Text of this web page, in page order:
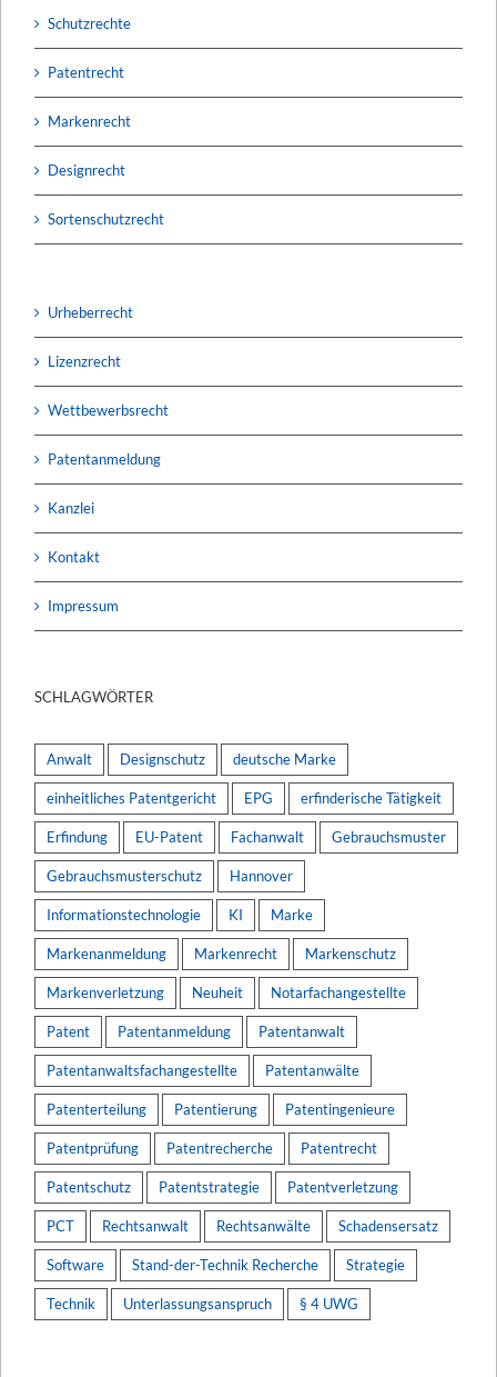
Schutzrechte
Patentrecht
Markenrecht
Designrecht
Sortenschutzrecht
Urheberrecht
Lizenzrecht
Wettbewerbsrecht
Patentanmeldung
Kanzlei
Kontakt
Impressum
SCHLAGWÖRTER
Anwalt Designschutz deutsche Marke
einheitliches Patentgericht EPG erfinderische Tätigkeit
Erfindung EU-Patent Fachanwalt Gebrauchsmuster
Gebrauchsmusterschutz Hannover
Informationstechnologie KI Marke
Markenanmeldung Markenrecht Markenschutz
Markenverletzung Neuheit Notarfachangestellte
Patent Patentanmeldung Patentanwalt
Patentanwaltsfachangestellte Patentanwälte
Patenterteilung Patentierung Patentingenieure
Patentprüfung Patentrecherche Patentrecht
Patentschutz Patentstrategie Patentverletzung
PCT Rechtsanwalt Rechtsanwälte Schadensersatz
Software Stand-der-Technik Recherche Strategie
Technik Unterlassungsanspruch § 4 UWG